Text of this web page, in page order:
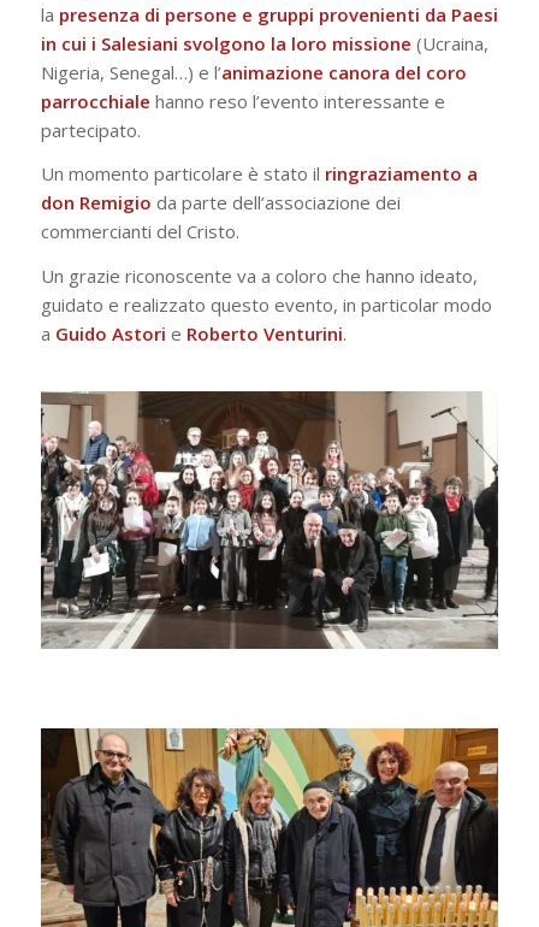
la presenza di persone e gruppi provenienti da Paesi
in cui i Salesiani svolgono la loro missione (Ucraina,
Nigeria, Senegal…) e l’animazione canora del coro
parrocchiale hanno reso l’evento interessante e
partecipato.
Un momento particolare è stato il ringraziamento a
don Remigio da parte dell’associazione dei
commercianti del Cristo.
Un grazie riconoscente va a coloro che hanno ideato,
guidato e realizzato questo evento, in particolar modo
a Guido Astori e Roberto Venturini.